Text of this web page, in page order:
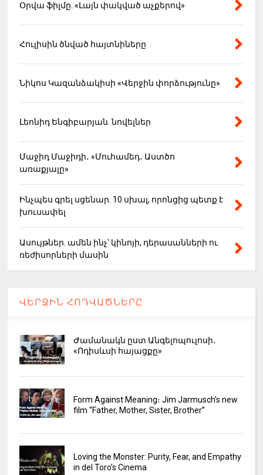
Օրվա ֆիլմը. «Լայն փակված աչքերով»
Հուլիսին ծնված հայտնիները
Նիկոս Կազանձակիսի «Վերջին փորձությունը»
Լեոնիդ Ենգիբարյան. նովելներ
Մաջիդ Մաջիդի․ «Մուհամեդ․ Աստծո
առաքյալը»
Ինչպես գրել սցենար. 10 սխալ, որոնցից պետք է
խուսափել
Ասույթներ. ամեն ինչ՝ կինոյի, դերասանների ու
ռեժիսորների մասին
ՎԵՐՋԻՆ ՀՈԴՎԱԾՆԵՐԸ
Ժամանակն ըստ Անգելոպուլոսի․
«Ոդիսևսի հայացքը»
Form Against Meaning։ Jim Jarmusch's new
film “Father, Mother, Sister, Brother”
Loving the Monster: Purity, Fear, and Empathy
in del Toro’s Cinema